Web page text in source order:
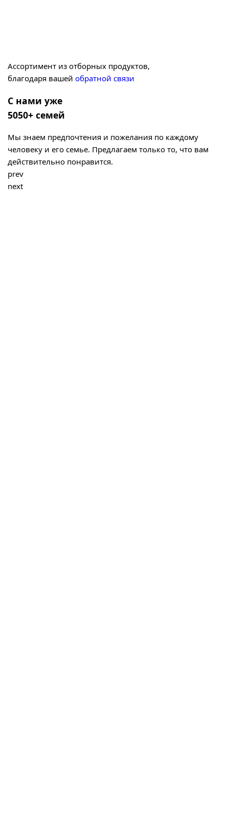
Ассортимент из отборных продуктов,
благодаря вашей обратной связи
С нами уже
5050+ семей
Мы знаем предпочтения и пожелания по каждому
человеку и его семье. Предлагаем только то, что вам
действительно понравится.
prev
next